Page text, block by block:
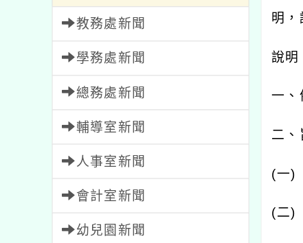
教務處新聞
學務處新聞
總務處新聞
輔導室新聞
人事室新聞
會計室新聞
幼兒園新聞
明，
說明
一、
二、
(一)
(二)